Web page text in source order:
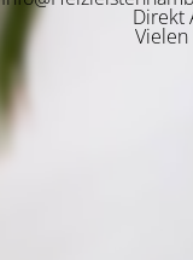
Direkt
Vielen